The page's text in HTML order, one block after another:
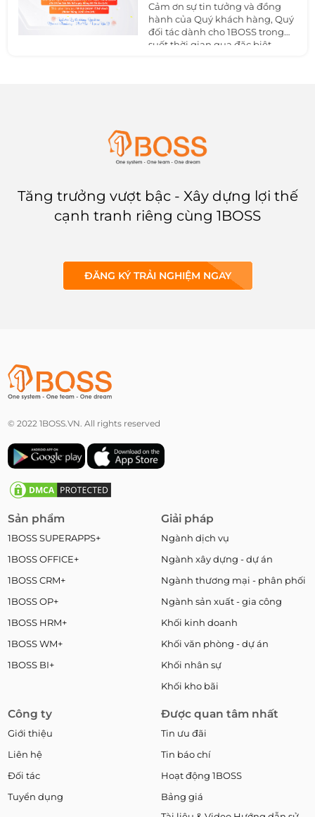
2024.
Cảm ơn sự tin tưởng và đồng
hành của Quý khách hàng, Quý
đối tác dành cho 1BOSS trong
suốt thời gian qua đặc biệt
Tăng trưởng vượt bậc - Xây dựng lợi thế
cạnh tranh riêng cùng 1BOSS
ĐĂNG KÝ TRẢI NGHIỆM NGAY
© 2022 1BOSS.VN. All rights reserved
Sản phẩm
1BOSS SUPERAPPS+
1BOSS OFFICE+
1BOSS CRM+
1BOSS OP+
1BOSS HRM+
1BOSS WM+
1BOSS BI+
Giải pháp
Ngành dịch vụ
Ngành xây dựng - dự án
Ngành thương mại - phân phối
Ngành sản xuất - gia công
Khối kinh doanh
Khối văn phòng - dự án
Khối nhân sự
Khối kho bãi
Công ty
Giới thiệu
Liên hệ
Đối tác
Tuyển dụng
Được quan tâm nhất
Tin ưu đãi
Tin báo chí
Hoạt động 1BOSS
Bảng giá